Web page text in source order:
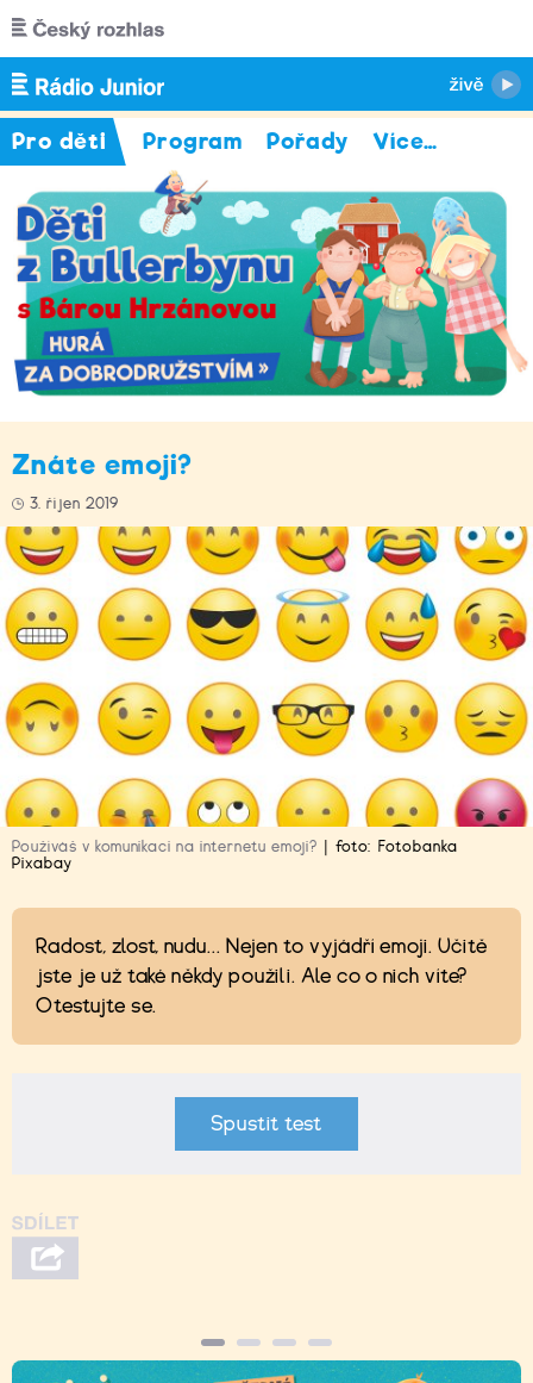
Přejít k hlavnímu obsahu
Pro děti Program Pořady Více…
Znáte emoji?
3. říjen 2019
Používáš v komunikaci na internetu emoji? foto: Fotobanka
Pixabay
Radost, zlost, nudu... Nejen to vyjádří emoji. Učitě
jste je už také někdy použili. Ale co o nich víte?
Otestujte se.
Spustit test